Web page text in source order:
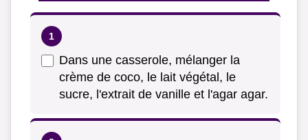
Dans une casserole, mélanger la
crème de coco, le lait végétal, le
sucre, l'extrait de vanille et l'agar agar.